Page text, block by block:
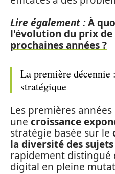
Lire également :À
l'évolution du prix de
prochaines années ?
La première décennie
stratégique
Les premières
une croissance
stratégie basée sur le
la diversité des sujets
rapidement distingué
digital en pleine